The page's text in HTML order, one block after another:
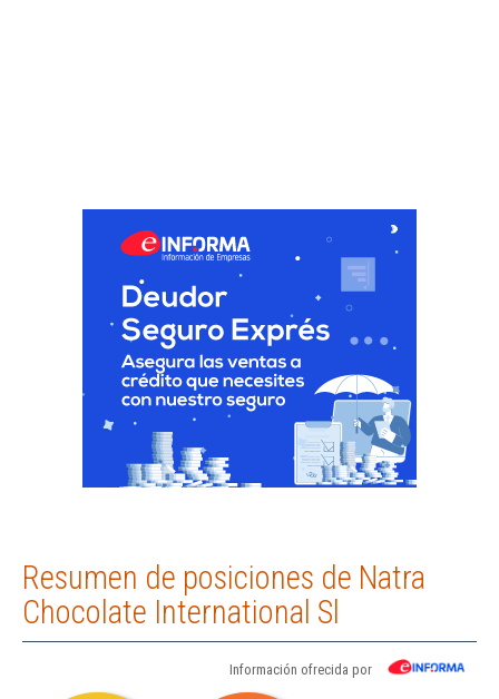
Resumen de posiciones de Natra
Chocolate International Sl
Información ofrecida por